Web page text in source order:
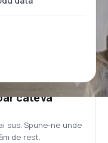
câteva
sus. Spune-ne unde
de rest.